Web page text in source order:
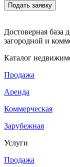
Достоверная база
загородной и
Каталог
Продажа
Аренда
Коммерческая
Зарубежная
Услуги
Продажа